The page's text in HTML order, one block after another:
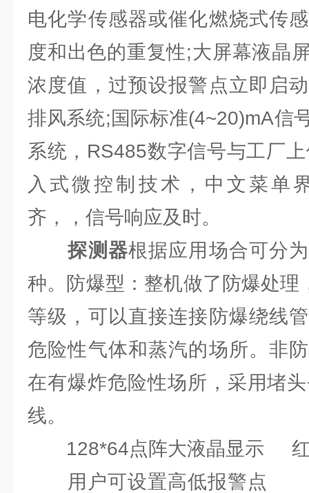
电化学传感器或催化燃烧式传
度和出色的重复性;大屏幕液晶
浓度值，过预设报警点立即启
排风系统;国际标准(4~20)mA信
系统，RS485数字信号与工厂
入式微控制技术，中文菜单
齐，，信号响应及时。
探测器根据应用场合可分
种。防爆型：整机做了防爆处理
等级，可以直接连接防爆绕线
危险性气体和蒸汽的场所。非
在有爆炸危险性场所，采用堵
线。
128*64点阵大液晶显示 红
用户可设置高低报警点